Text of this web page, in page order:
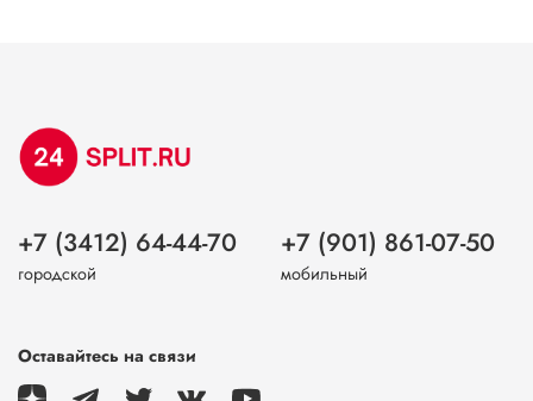
+7 (3412) 64-44-70
городской
+7 (901) 861-07-50
мобильный
Оставайтесь на связи